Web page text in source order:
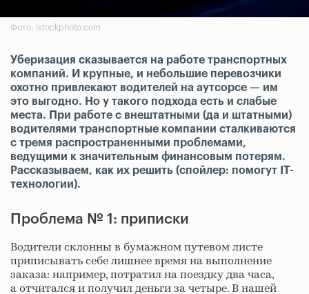
Фото: istockphoto.com
Уберизация сказывается на работе транспортных
компаний. И крупные, и небольшие перевозчики
охотно привлекают водителей на аутсорсе — им
это выгодно. Но у такого подхода есть и слабые
места. При работе с внештатными (да и штатными)
водителями транспортные компании сталкиваются
с тремя распространенными проблемами,
ведущими к значительным финансовым потерям.
Рассказываем, как их решить (спойлер: помогут IT-
технологии).
Проблема № 1: приписки
Водители склонны в бумажном путевом листе
приписывать себе лишнее время на выполнение
заказа: например, потратил на поездку два часа,
а отчитался и получил деньги за четыре. В нашей